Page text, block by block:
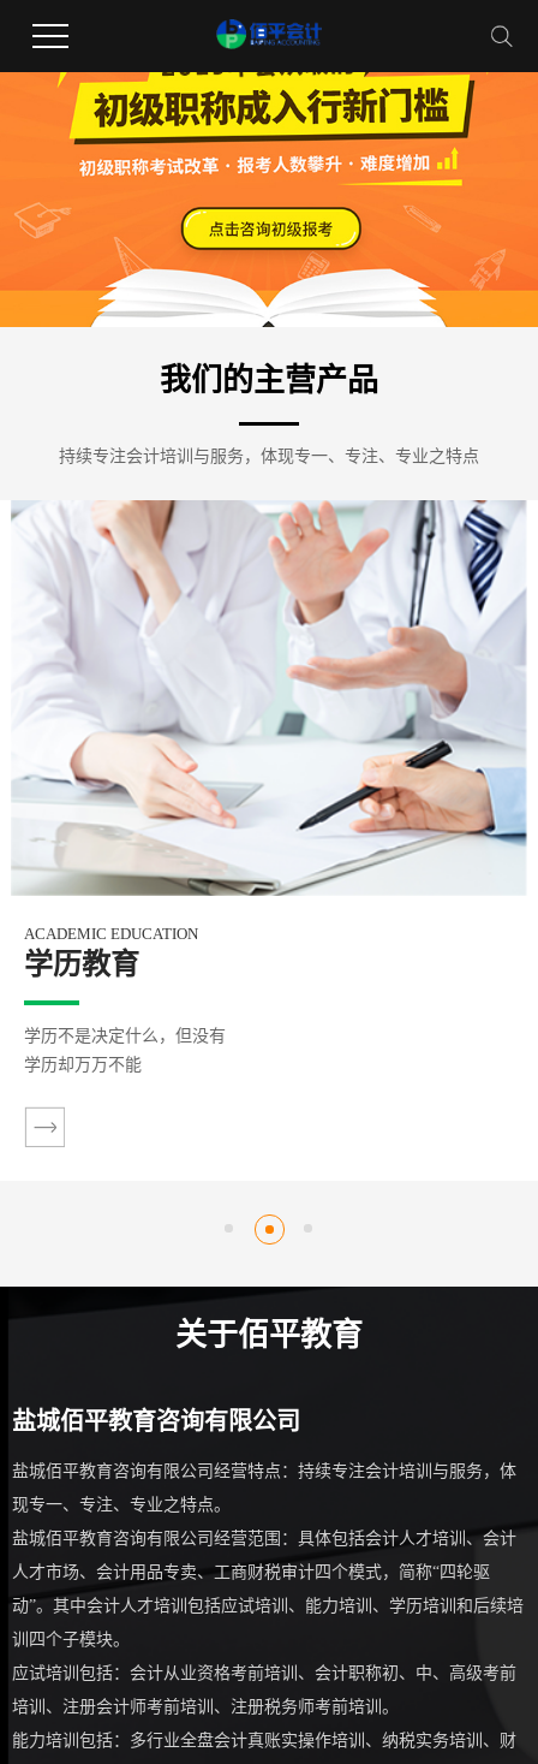
我们的主营产品
持续专注会计培训与服务，体现专一、专注、专业之特点
EDUCATION
教育
是决定什么，但没有
万万不能
关于佰平教育
盐城佰平教育咨询有限公司
盐城佰平教育咨询有限公司经营特点：持续专注会计培训与服务，体
现专一、专注、专业之特点。
盐城佰平教育咨询有限公司经营范围：具体包括会计人才培训、会计
人才市场、会计用品专卖、工商财税审计四个模式，简称“四轮驱
动”。其中会计人才培训包括应试培训、能力培训、学历培训和后续培
训四个子模块。
应试培训包括：会计从业资格考前培训、会计职称初、中、高级考前
培训、注册会计师考前培训、注册税务师考前培训。
能力培训包括：多行业全盘会计真账实操作培训、纳税实务培训、财